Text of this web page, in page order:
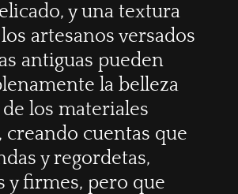
y una textura
artesanos versados
antiguas pueden
la belleza
los materiales
creando cuentas que
y regordetas,
y firmes, pero que